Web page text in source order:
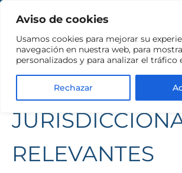
Aviso de cookies
Usamos cookies para mejorar su
navegación en nuestra web, para
personalizados y para analizar el tráfico
Rechazar
CONOCE LOS
CRITERIOS
RELEVANTES